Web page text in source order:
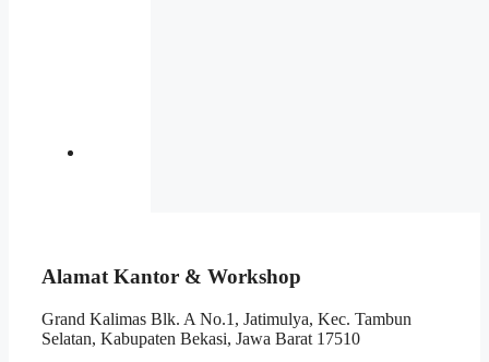
Alamat Kantor & Workshop
Grand Kalimas Blk. A No.1, Jatimulya, Kec. Tambun
Selatan, Kabupaten Bekasi, Jawa Barat 17510